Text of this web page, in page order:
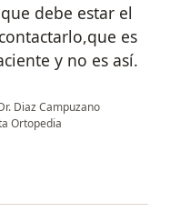
debe estar el
es
y no es así.
Diaz Campuzano
Ortopedia